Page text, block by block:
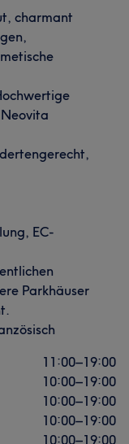
charmant
EC-
Parkhäuser
11:00–19:00
10:00–19:00
10:00–19:00
10:00–19:00
10:00–19:00